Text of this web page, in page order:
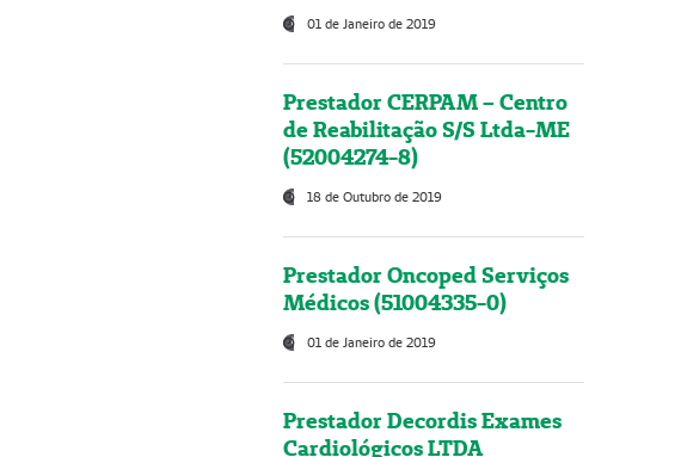
01 de Janeiro de 2019
Prestador CERPAM – Centro
de Reabilitação S/S Ltda-ME
(52004274-8)
18 de Outubro de 2019
Prestador Oncoped Serviços
Médicos (51004335-0)
01 de Janeiro de 2019
Prestador Decordis Exames
Cardiológicos LTDA